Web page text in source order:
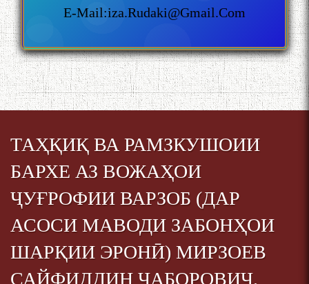
E-Mail:iza.rudaki@gmail.com
ТАҲҚИҚ ВА РАМЗКУШОИИ
БАРХЕ АЗ ВОЖАҲОИ
ҶУҒРОФИИ ВАРЗОБ (ДАР
АСОСИ МАВОДИ ЗАБОНҲОИ
ШАРҚИИ ЭРОНӢ) МИРЗОЕВ
САЙФИДДИН ҶАБОРОВИЧ.
Дар Академияи миллии
илмҳои Тоҷикистон бахшида
адабиётшинос Соҳиб
назариявӣ баргузор гардид.